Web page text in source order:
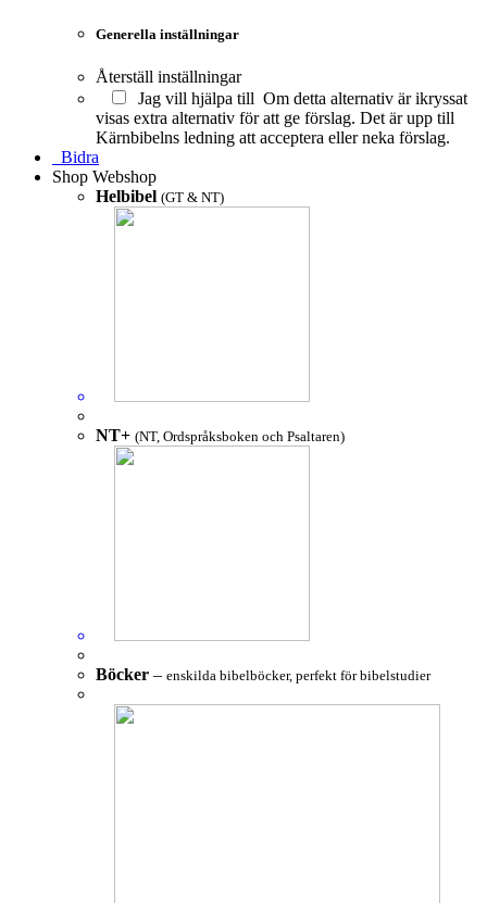
Generella inställningar
Återställ inställningar
Jag vill hjälpa till Om detta alternativ är ikryssat
visas extra alternativ för att ge förslag. Det är upp till
Kärnbibelns ledning att acceptera eller neka förslag.
Bidra
Shop Webshop
Helbibel (GT & NT)
NT+ (NT, Ordspråksboken och Psaltaren)
Böcker – enskilda bibelböcker, perfekt för bibelstudier